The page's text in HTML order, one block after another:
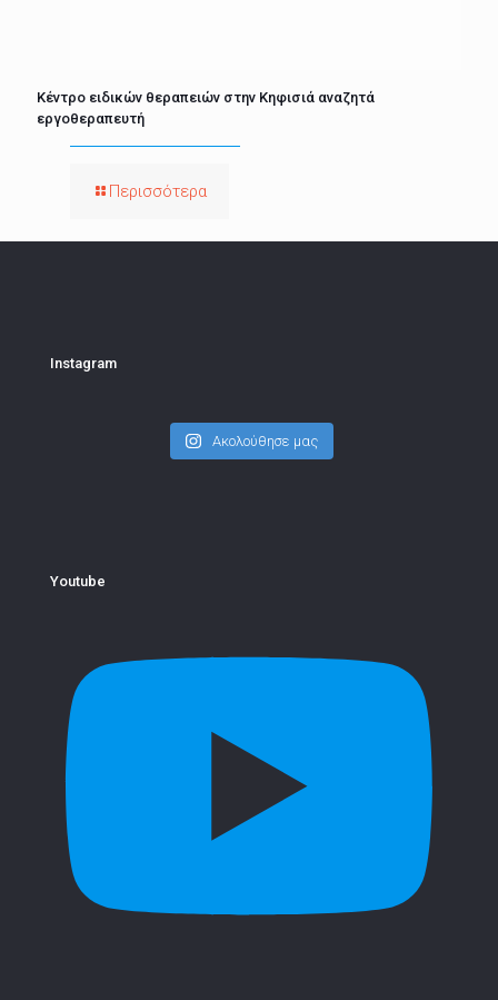
Κέντρο ειδικών θεραπειών στην Κηφισιά αναζητά
εργοθεραπευτή
Περισσότερα
Instagram
Ακολούθησε μας
Youtube